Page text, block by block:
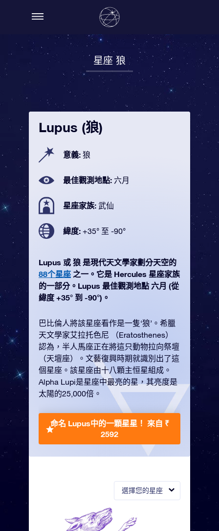
星座 狼
選擇您的星座
Lupus (狼)
意義: 狼
最佳觀測地點: 六月
星座家族: 武仙
緯度: +35° 至 -90°
Lupus 或 狼 是現代天文學家劃分天空的
88个星座 之一。它是 Hercules 星座家族
的一部分。Lupus 最佳觀測地點 六月 (從
緯度 +35° 到 -90°)。
巴比倫人將該星座看作是一隻‘狼’。希臘
天文學家艾拉托色尼 （Eratosthenes）
認為，半人馬座正在將這只動物拉向祭壇
（天壇座）。文藝復興時期就識別出了這
個星座。該星座由十八顆主恒星組成。
Alpha Lupi是星座中最亮的星，其亮度是
太陽的25,000倍。
命名 Lupus中的一顆星星！ 來自 ₹
2592